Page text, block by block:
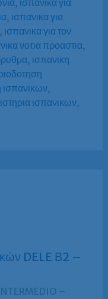
, ισπανικα για
ισπανικα για τον
νοτια προαστια,
, ισπανικη
ισπανικων
ισπανικων
DELE Β2 –
–